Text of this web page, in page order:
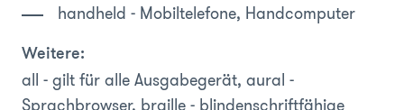
handheld - Mobiltelefone, Handcomputer
Weitere:
all - gilt für alle Ausgabegerät, aural -